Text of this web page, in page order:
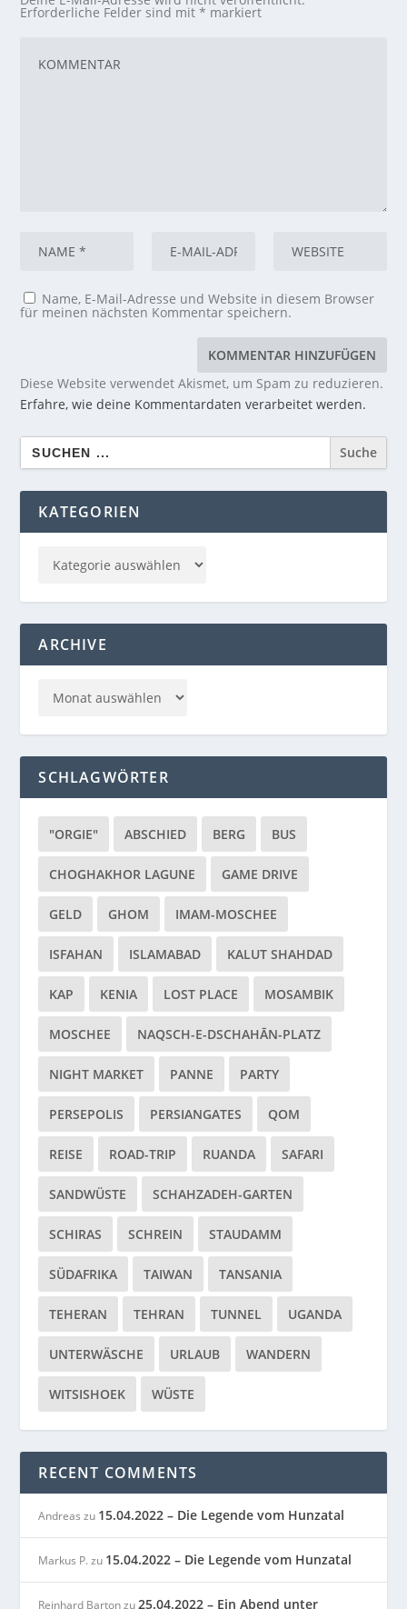
Erforderliche Felder sind mit* markiert
Name, E-Mail-Adresse und Website in diesem Browser
für meinen nächsten Kommentar speichern.
Diese Website verwendet Akismet, um Spam zu reduzieren.
Erfahre, wie deine Kommentardaten verarbeitet werden.
Search
for:
KATEGORIEN
ARCHIVE
SCHLAGWÖRTER
"ORGIE" ABSCHIED BERG BUS
CHOGHAKHOR LAGUNE GAME DRIVE
GELD GHOM IMAM-MOSCHEE
ISFAHAN ISLAMABAD KALUT SHAHDAD
KAP KENIA LOST PLACE MOSAMBIK
MOSCHEE NAQSCH-E-DSCHAHĀN-PLATZ
NIGHT MARKET PANNE PARTY
PERSEPOLIS PERSIANGATES QOM
REISE ROAD-TRIP RUANDA SAFARI
SANDWÜSTE SCHAHZADEH-GARTEN
SCHIRAS SCHREIN STAUDAMM
SÜDAFRIKA TAIWAN TANSANIA
TEHERAN TEHRAN TUNNEL UGANDA
UNTERWÄSCHE URLAUB WANDERN
WITSISHOEK WÜSTE
RECENT COMMENTS
Andreas zu 15.04.2022 – Die Legende vom Hunzatal
Markus P. zu 15.04.2022 – Die Legende vom Hunzatal
Reinhard Bartonzu25.04.2022 – Ein Abend unter